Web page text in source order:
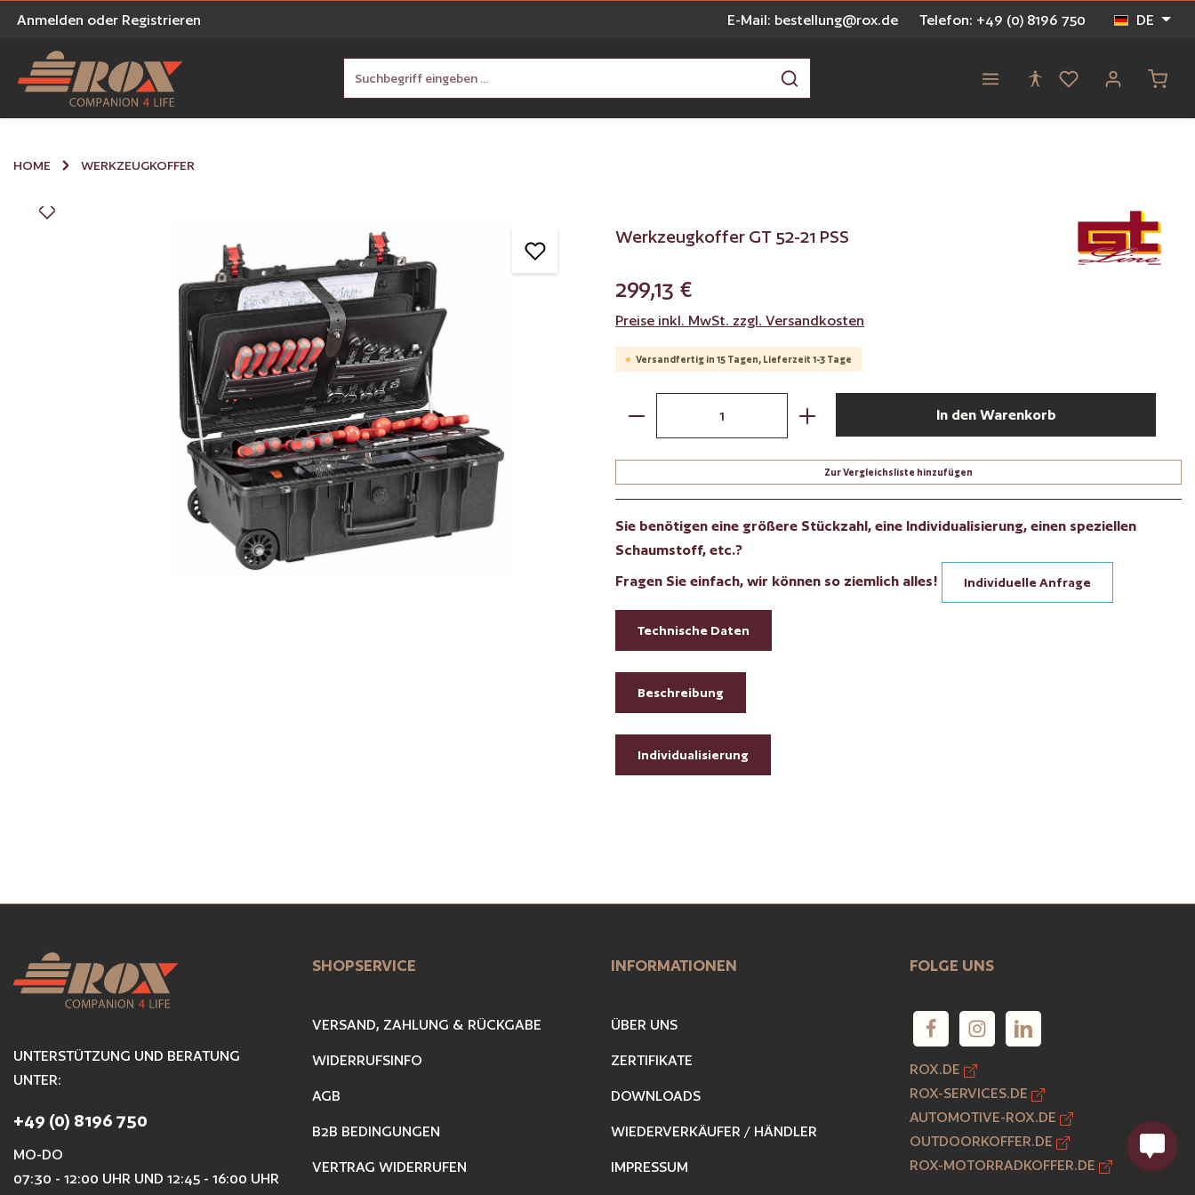
Zur Suche springen
Anmelden oder Registrieren E-Mail: bestellung@rox.de Telefon: +49 (0) 8196 750 DE
HOME WERKZEUGKOFFER
Bildergalerie überspringen
Werkzeugkoffer GT 52-21 PSS
299,13 €
Preise inkl. MwSt. zzgl. Versandkosten
Versandfertig in 15 Tagen, Lieferzeit 1-3 Tage
Produkt Anzahl: Gib den gewünschten Wert ein oder benutze die
In den Warenkorb
Zur Vergleichsliste hinzufügen
Sie benötigen eine größere Stückzahl, eine Individualisierung, einen speziellen
Schaumstoff, etc.?
Fragen Sie einfach, wir können so ziemlich alles!
Individuelle Anfrage
Technische Daten
Beschreibung
Individualisierung
UNTERSTÜTZUNG UND BERATUNG
UNTER:
+49 (0) 8196 750
MO-DO
07:30 - 12:00 UHR UND 12:45 - 16:00 UHR
SHOPSERVICE
VERSAND, ZAHLUNG & RÜCKGABE
WIDERRUFSINFO
AGB
B2B BEDINGUNGEN
VERTRAG WIDERRUFEN
INFORMATIONEN
ÜBER UNS
ZERTIFIKATE
DOWNLOADS
WIEDERVERKÄUFER / HÄNDLER
IMPRESSUM
FOLGE UNS
ROX.DE
ROX-SERVICES.DE
AUTOMOTIVE-ROX.DE
OUTDOORKOFFER.DE
ROX-MOTORRADKOFFER.DE